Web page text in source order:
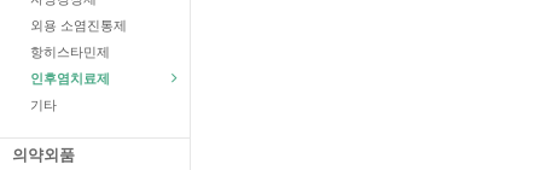
외용 소염진통제
항히스타민제
인후염치료제
기타
의약외품